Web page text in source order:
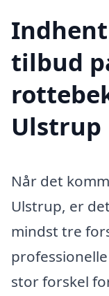
tilbud
Ulstrup
Når det
Ulstrup, er
mindst tre
stor forskel